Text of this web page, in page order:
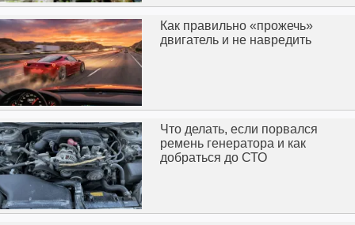
Как правильно «прожечь»
двигатель и не навредить
Что делать, если порвался
ремень генератора и как
добраться до СТО